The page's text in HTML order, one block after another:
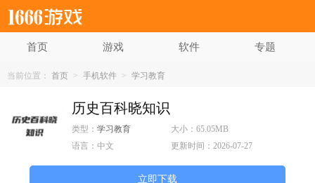
首页 游戏 软件 专题
当前位置： 首页 > 手机软件 > 学习教育
历史百科晓知识
类型： 学习教育 大小：65.05MB
语言： 中文 更新时间：2026-07-27
立即下载